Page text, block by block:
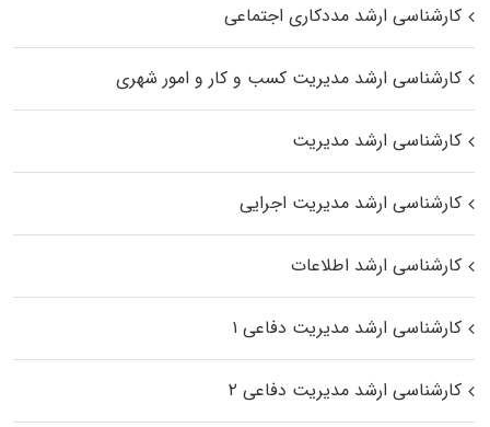
کارشناسی ارشد مددکاری اجتماعی
کارشناسی ارشد مدیریت کسب و کار و امور شهری
کارشناسی ارشد مدیریت
کارشناسی ارشد مدیریت اجرایی
کارشناسی ارشد اطلاعات
کارشناسی ارشد مدیریت دفاعی ۱
کارشناسی ارشد مدیریت دفاعی ۲